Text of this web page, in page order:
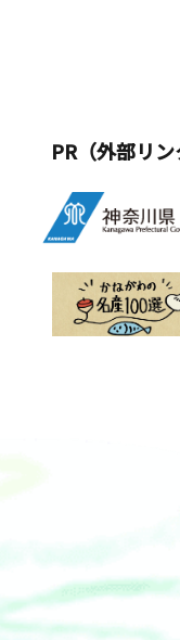
PR（外部リ